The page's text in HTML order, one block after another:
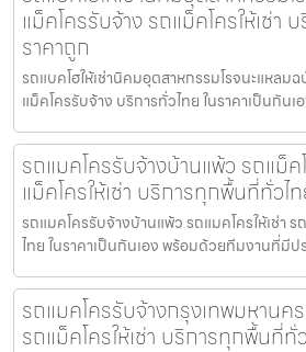
แม็คโครรับจ้าง รถแม็คโครให้เช่า
ราคาถูก
รถแบคโฮให้เช่านิคมอุตสาหกรรมโรจนะแหลมฉ
แม็คโครรับจ้าง บริการทั่วไทย ในราคาเป็นกัน
รถแมคโครรับจ้างบ้านแพ้ว รถแม็ค
แม็คโครให้เช่า บริการทุกพื้นที่ทั่วไ
รถแมคโครรับจ้างบ้านแพ้ว รถแมคโครให้เช่า
ไทย ในราคาเป็นกันเอง พร้อมด้วยทีมงานที่มี
รถแมคโครรับจ้างกรุงเทพมหานค
รถแม็คโครให้เช่า บริการทุกพื้นที่ทั่